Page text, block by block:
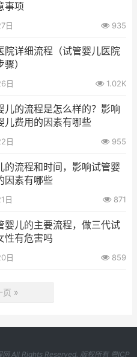
事项
日 935
院详细流程（试管婴儿医院
）
日 1.02K
儿的流程是怎么样的？影响
儿费用的因素有哪些
日 955
的流程和时间，影响试管婴
因素有哪些
日 871
婴儿的主要流程，做三代试
性有危害吗
日 859
页 »
网All Rights Reserved. 版权所有 粤ICP